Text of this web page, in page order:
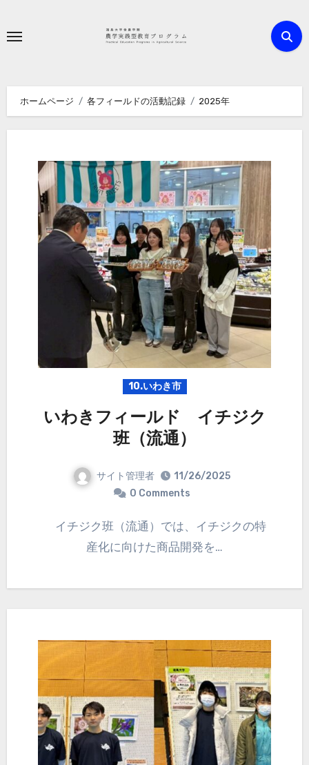
ホームページ 各フィールドの活動記録 2025年
10.いわき市
いわきフィールド イチジク
班（流通）
サイト管理者
11/26/2025
0 Comments
イチジク班（流通）では、イチジクの特
産化に向けた商品開発を…